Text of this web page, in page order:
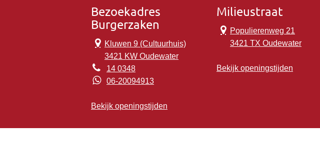
Bezoekadres
Burgerzaken
Kluwen 9 (Cultuurhuis)
3421 KW Oudewater
14 0348
06-20094913
Bekijk openingstijden
Milieustraat
Populierenweg 21
3421 TX Oudewater
Bekijk openingstijden